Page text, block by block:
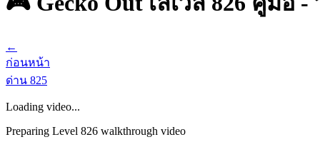
←
ก่อนหน้า
ด่าน 825
Loading video...
Preparing Level 826 walkthrough video